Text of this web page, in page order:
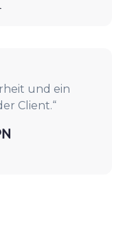
und ein
Client.“